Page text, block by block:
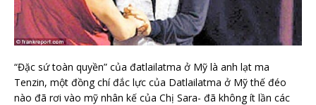
“Đặc sứ toàn quyền” của đatlailatma ở Mỹ là anh lạt ma
Tenzin, một đồng chí đắc lực của Datlailatma ở Mỹ thế đéo
nào đã rơi vào mỹ nhân kế của Chị Sara- đã không ít lần các